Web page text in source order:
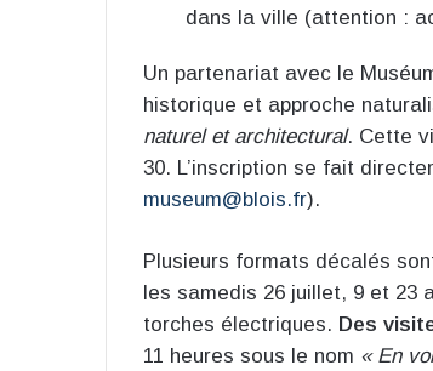
dans la ville (attention :
Un partenariat avec le
historique et approche
naturel et architectural. Cette
30. L’inscription se fait
museum@blois.fr).
Plusieurs formats décalés
les samedis 26 juillet, 9 et 23
torches électriques. Des
11 heures sous le nom « En